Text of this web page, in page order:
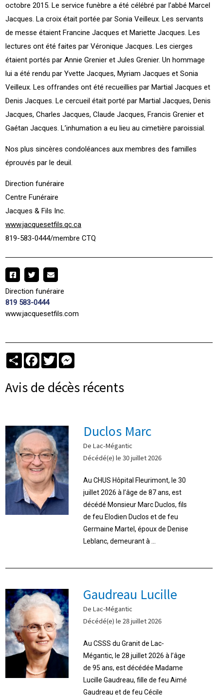
octobre 2015. Le service funèbre a été célébré par l’abbé Marcel
Jacques. La croix était portée par Sonia Veilleux. Les servants
de messe étaient Francine Jacques et Mariette Jacques. Les
lectures ont été faites par Véronique Jacques. Les cierges
étaient portés par Annie Grenier et Jules Grenier. Un hommage
lui a été rendu par Yvette Jacques, Myriam Jacques et Sonia
Veilleux. Les offrandes ont été recueillies par Martial Jacques et
Denis Jacques. Le cercueil était porté par Martial Jacques, Denis
Jacques, Charles Jacques, Claude Jacques, Francis Grenier et
Gaétan Jacques. L’inhumation a eu lieu au cimetière paroissial.
Nos plus sincères condoléances aux membres des familles
éprouvés par le deuil.
Direction funéraire
Centre Funéraire
Jacques & Fils Inc.
www.jacquesetfils.qc.ca
819-583-0444/membre CTQ
Direction funéraire
819 583-0444
www.jacquesetfils.com
PartagerFacebook
Twitter
Avis de décès récents
Duclos Marc
De Lac-Mégantic
Décédé(e) le 30 juillet 2026
Au CHUS Hôpital Fleurimont, le 30
juillet 2026 à l’âge de 87 ans, est
décédé Monsieur Marc Duclos, fils
de feu Elodien Duclos et de feu
Germaine Martel, époux de Denise
Leblanc, demeurant à ...
Gaudreau Lucille
De Lac-Mégantic
Décédé(e) le 28 juillet 2026
Au CSSS du Granit de Lac-
Mégantic, le 28 juillet 2026 à l’âge
de 95 ans, est décédée Madame
Lucille Gaudreau, fille de feu Aimé
Gaudreau et de feu Cécile